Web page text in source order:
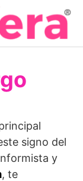
signo del
y
, te